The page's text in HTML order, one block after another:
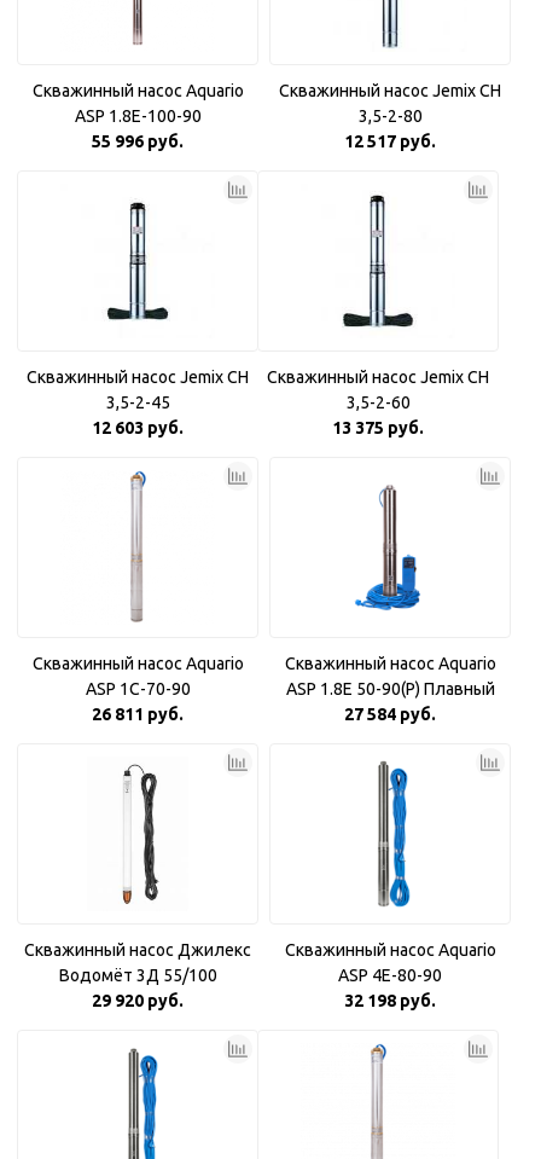
Скважинный насос Aquario
ASP 1.8E-100-90
55 996 руб.
Скважинный насос Jemix CH
3,5-2-80
12 517 руб.
Скважинный насос Jemix CH
3,5-2-45
12 603 руб.
Скважинный насос Jemix CH
3,5-2-60
13 375 руб.
Скважинный насос Aquario
ASP 1С-70-90
26 811 руб.
Скважинный насос Aquario
ASP 1.8Е 50-90(P) Плавный
пуск
27 584 руб.
Скважинный насос Джилекс
Водомёт 3Д 55/100
29 920 руб.
Скважинный насос Aquario
ASP 4E-80-90
32 198 руб.